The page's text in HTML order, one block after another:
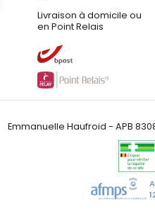
Livraison à domicile ou
en Point Relais
Emmanuelle Haufroid - APB